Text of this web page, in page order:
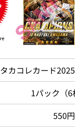
タカコレカード
1パック（6
550円